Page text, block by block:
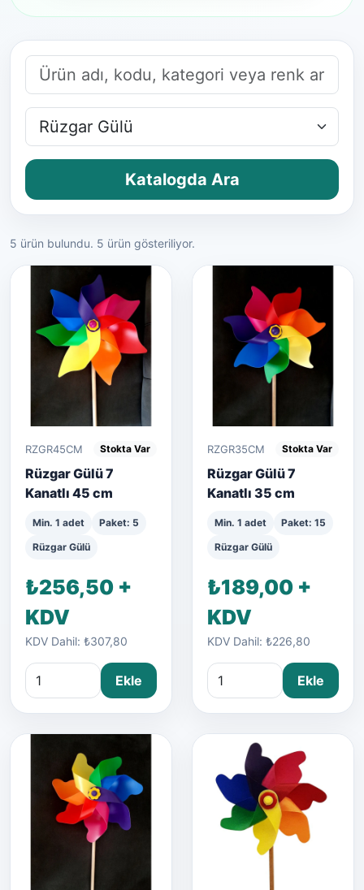
Katalogda Ara
5 ürün bulundu. 5 ürün gösteriliyor.
RZGR45CM Stokta Var
Rüzgar Gülü 7
Kanatlı 45 cm
Min. 1 adet
Paket: 5
Rüzgar Gülü
₺256,50 +
KDV
KDV Dahil: ₺307,80
Ekle
RZGR35CM Stokta Var
Rüzgar Gülü 7
Kanatlı 35 cm
Min. 1 adet
Paket: 15
Rüzgar Gülü
₺189,00 +
KDV
KDV Dahil: ₺226,80
Ekle